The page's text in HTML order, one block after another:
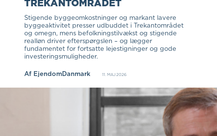
TREKANTOMRÅDET
Stigende byggeomkostninger og markant lavere
byggeaktivitet presser udbuddet i Trekantområdet
og omegn, mens befolkningstilvækst og stigende
realløn driver efterspørgslen – og lægger
fundamentet for fortsatte lejestigninger og gode
investeringsmuligheder.
Af EjendomDanmark 11. MAJ 2026